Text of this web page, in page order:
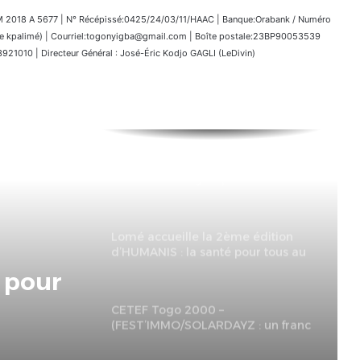
A 5677 | N° Récépissé:0425/24/03/11/HAAC | Banque:Orabank / Numéro
kpalimé) | Courriel:togonyigba@gmail.com | Boîte postale:23BP90053539
| Directeur Général : José-Éric Kodjo GAGLI (LeDivin)
d’HUMANIS : la santé pour tous au
CETEF Togo 2000 –
(FEST’IMMO/SOLARDAYZ : un franc